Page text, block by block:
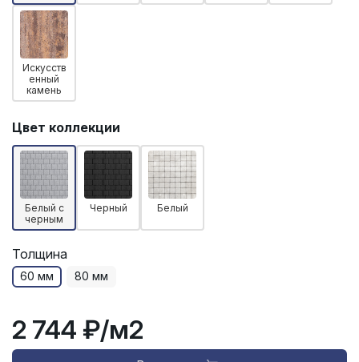
Искусств
енный
камень
Цвет коллекции
Белый с
черным
Черный Белый
Толщина
60 мм 80 мм
2 744 ₽/м2